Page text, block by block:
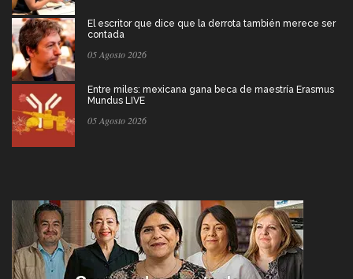
El escritor que dice que la derrota también merece ser
contada
05 Agosto 2026
Entre miles: mexicana gana beca de maestría Erasmus
Mundus LIVE
05 Agosto 2026